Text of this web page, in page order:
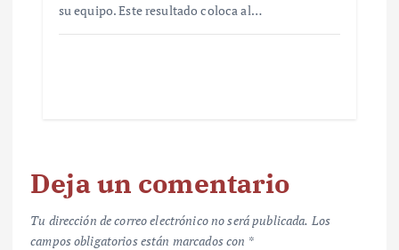
su equipo. Este resultado coloca al…
Deja un comentario
Tu dirección de correo electrónico no será publicada. Los
campos obligatorios están marcados con *